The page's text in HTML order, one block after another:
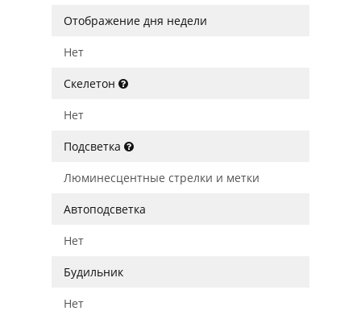
Отображение дня недели
Нет
Скелетон
Нет
Подсветка
Люминесцентные стрелки и метки
Автоподсветка
Нет
Будильник
Нет